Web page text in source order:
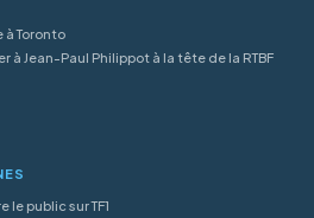
à Toronto
à Jean-Paul Philippot à la tête de la RTBF
le public sur TF1